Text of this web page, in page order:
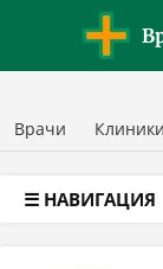
Врачи Клиники
☰ НАВИГАЦИЯ